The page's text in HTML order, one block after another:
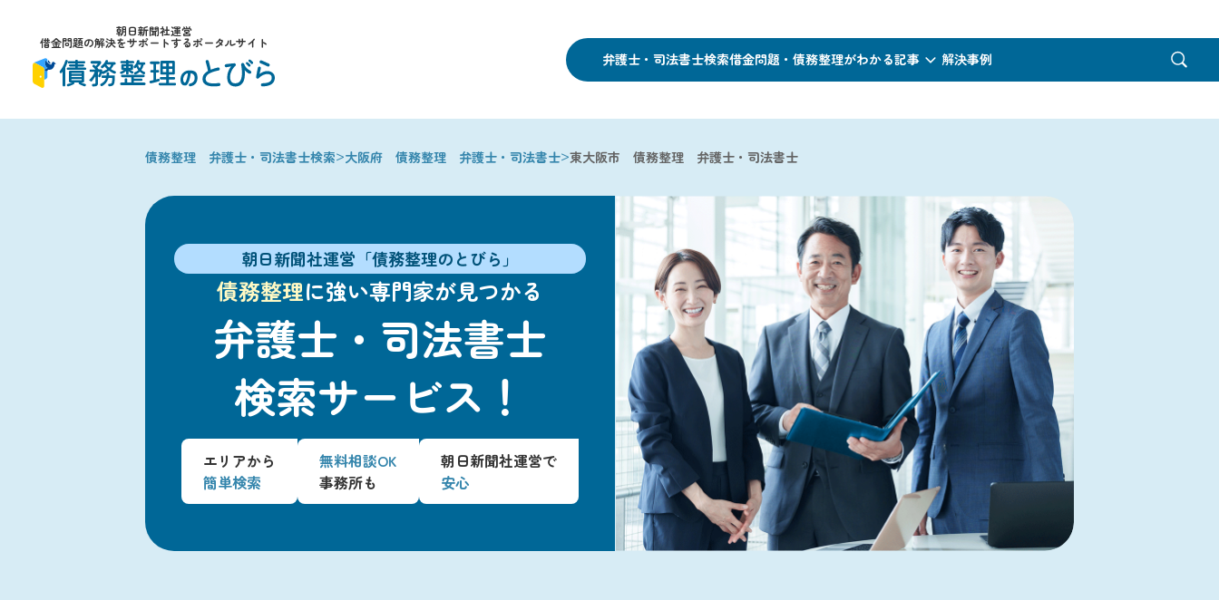
朝日新聞社運営
借金問題の解決をサポートするポータルサイト
弁護士・司法書士検索借金問題・債務整理がわかる記事 解決事例
債務整理 弁護士・司法書士検索>大阪府 債務整理 弁護士・司法書士>東大阪市 債務整理 弁護士・司法書士
朝日新聞社運営「債務整理のとびら」
債務整理に強い専門家が見つかる
弁護士・司法書士
検索サービス！
エリアから
簡単検索
無料相談OK
事務所も
朝日新聞社運営で
安心